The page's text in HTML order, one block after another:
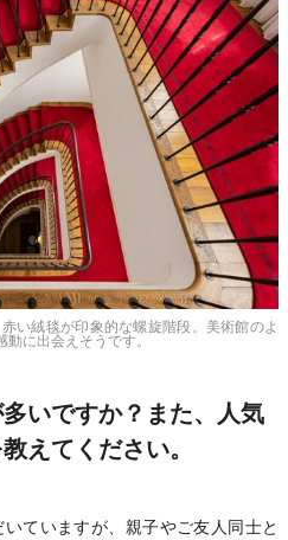
い絨毯が印象的な螺旋階段。美術館のよ
動に出会えそうです。
いですか？また、人気
えてください。
ていますが、親子やご友人同士と